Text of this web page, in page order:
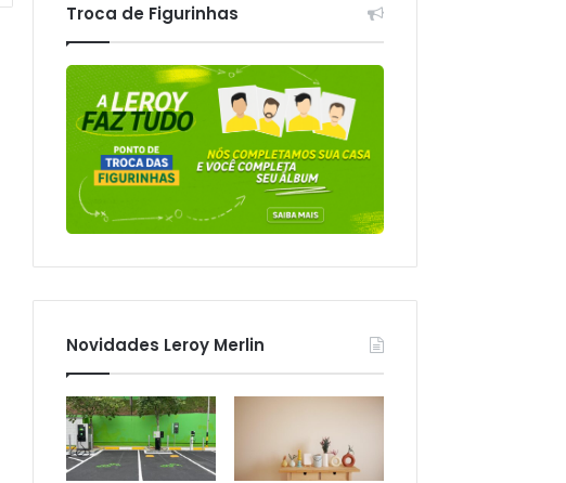
Troca de Figurinhas
Novidades Leroy Merlin